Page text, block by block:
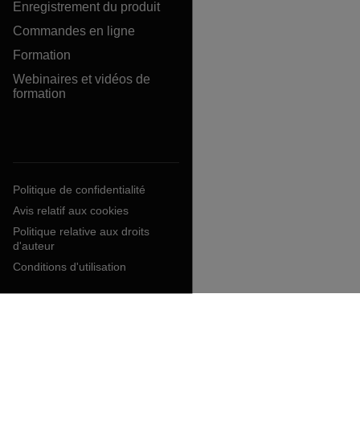
Enregistrement du produit
Commandes en ligne
Formation
Webinaires et vidéos de
formation
Politique de confidentialité
Avis relatif aux cookies
Politique relative aux droits
d'auteur
Conditions d'utilisation